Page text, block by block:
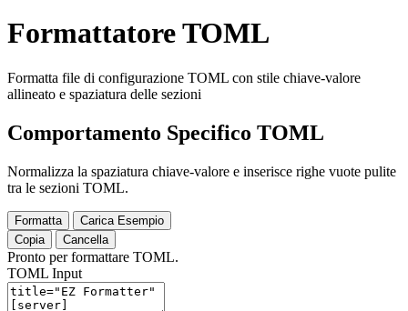
Formattatore TOML
Formatta file di configurazione TOML con stile chiave-valore
allineato e spaziatura delle sezioni
Comportamento Specifico TOML
Normalizza la spaziatura chiave-valore e inserisce righe vuote pulite
tra le sezioni TOML.
Formatta
Carica Esempio
Copia
Cancella
Pronto per formattare TOML.
TOML Input